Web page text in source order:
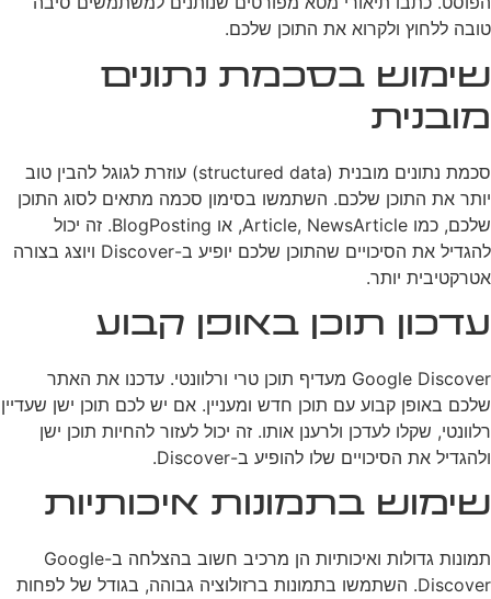
טובה ללחוץ ולקרוא את התוכן שלכם.
שימוש בסכמת נתונים
מובנית
סכמת נתונים מובנית (structured data) עוזרת לגוגל להבין טוב
יותר את התוכן שלכם. השתמשו בסימון סכמה מתאים לסוג התוכן
שלכם, כמו Article, NewsArticle, או BlogPosting. זה יכול
להגדיל את הסיכויים שהתוכן שלכם יופיע ב-Discover ויוצג בצורה
אטרקטיבית יותר.
עדכון תוכן באופן קבוע
Google Discover מעדיף תוכן טרי ורלוונטי. עדכנו את האתר
שלכם באופן קבוע עם תוכן חדש ומעניין. אם יש לכם תוכן ישן שעדיין
רלוונטי, שקלו לעדכן ולרענן אותו. זה יכול לעזור להחיות תוכן ישן
ולהגדיל את הסיכויים שלו להופיע ב-Discover.
שימוש בתמונות איכותיות
תמונות גדולות ואיכותיות הן מרכיב חשוב בהצלחה ב-Google
Discover. השתמשו בתמונות ברזולוציה גבוהה, בגודל של לפחות